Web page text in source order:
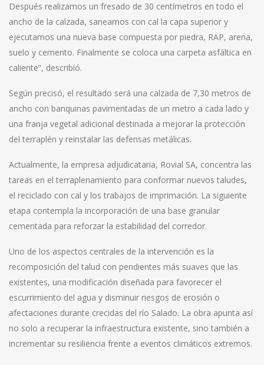
Después realizamos un fresado de 30 centímetros en todo el
ancho de la calzada, saneamos con cal la capa superior y
ejecutamos una nueva base compuesta por piedra, RAP, arena,
suelo y cemento. Finalmente se coloca una carpeta asfáltica en
caliente”, describió.
Según precisó, el resultado será una calzada de 7,30 metros de
ancho con banquinas pavimentadas de un metro a cada lado y
una franja vegetal adicional destinada a mejorar la protección
del terraplén y reinstalar las defensas metálicas.
Actualmente, la empresa adjudicataria, Rovial SA, concentra las
tareas en el terraplenamiento para conformar nuevos taludes,
el reciclado con cal y los trabajos de imprimación. La siguiente
etapa contempla la incorporación de una base granular
cementada para reforzar la estabilidad del corredor.
Uno de los aspectos centrales de la intervención es la
recomposición del talud con pendientes más suaves que las
existentes, una modificación diseñada para favorecer el
escurrimiento del agua y disminuir riesgos de erosión o
afectaciones durante crecidas del río Salado. La obra apunta así
no solo a recuperar la infraestructura existente, sino también a
incrementar su resiliencia frente a eventos climáticos extremos.